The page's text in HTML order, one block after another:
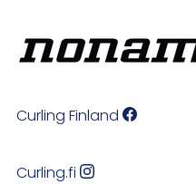
Curling Finland
Curling.fi